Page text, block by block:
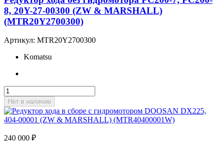
8, 20Y-27-00300 (ZW & MARSHALL)
(MTR20Y2700300)
Артикул: MTR20Y2700300
Komatsu
Нет в наличии
240 000 ₽